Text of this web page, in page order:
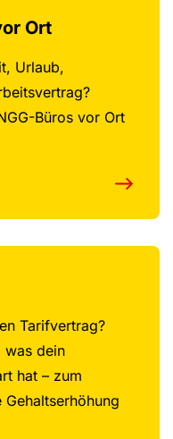
Ort
Urlaub,
Büros vor Ort
Tarifvertrag?
was dein
hat – zum